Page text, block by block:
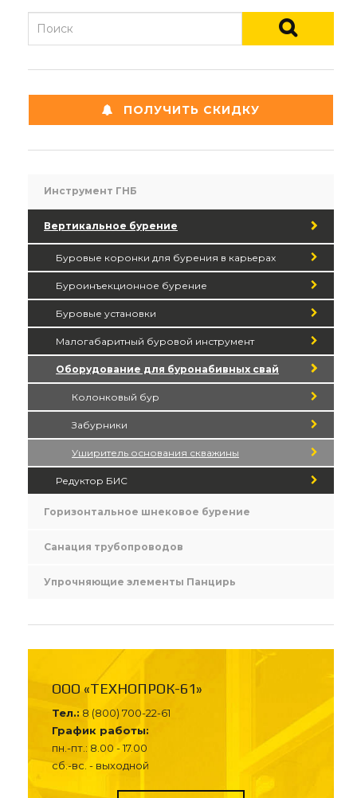
ПОЛУЧИТЬ СКИДКУ
Инструмент ГНБ
Вертикальное бурение
Буровые коронки для бурения в карьерах
Буроинъекционное бурение
Буровые установки
Малогабаритный буровой инструмент
Оборудование для буронабивных свай
Колонковый бур
Забурники
Уширитель основания скважины
Редуктор БИС
Горизонтальное шнековое бурение
Санация трубопроводов
Упрочняющие элементы Панцирь
ООО «ТЕХНОПРОК-61»
Тел.: 8 (800) 700-22-61
График работы:
пн.-пт.: 8.00 - 17.00
сб.-вс. - выходной